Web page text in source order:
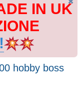
IN UK
hobby boss